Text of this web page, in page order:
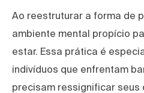
Ao reestruturar a forma de
ambiente mental propício
estar. Essa prática é
indivíduos que enfrentam
precisam ressignificar seus